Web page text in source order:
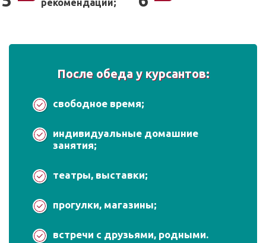
рекомендации;
После обеда у курсантов:
свободное время;
индивидуальные домашние
занятия;
театры, выставки;
прогулки, магазины;
встречи с друзьями, родными.